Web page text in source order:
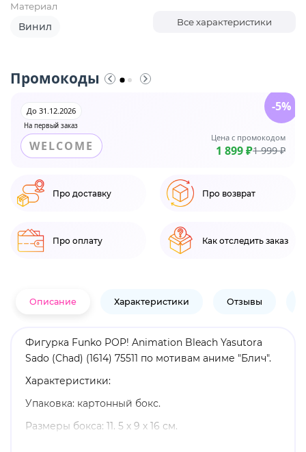
Материал
Винил Все характеристики
Промокоды
На первый заказ
До 31.12.2026
WELCOME
Цена с промокодом
1 899 ₽1 999 ₽
-5%
Про доставку Про возврат
Про оплату Как отследить заказ
Описание Характеристики Отзывы
Фигурка Funko POP! Animation Bleach Yasutora
Sado (Chad) (1614) 75511 по мотивам аниме "Блич".
Характеристики:
Упаковка: картонный бокс.
Размеры бокса: 11. 5 х 9 х 16 см.